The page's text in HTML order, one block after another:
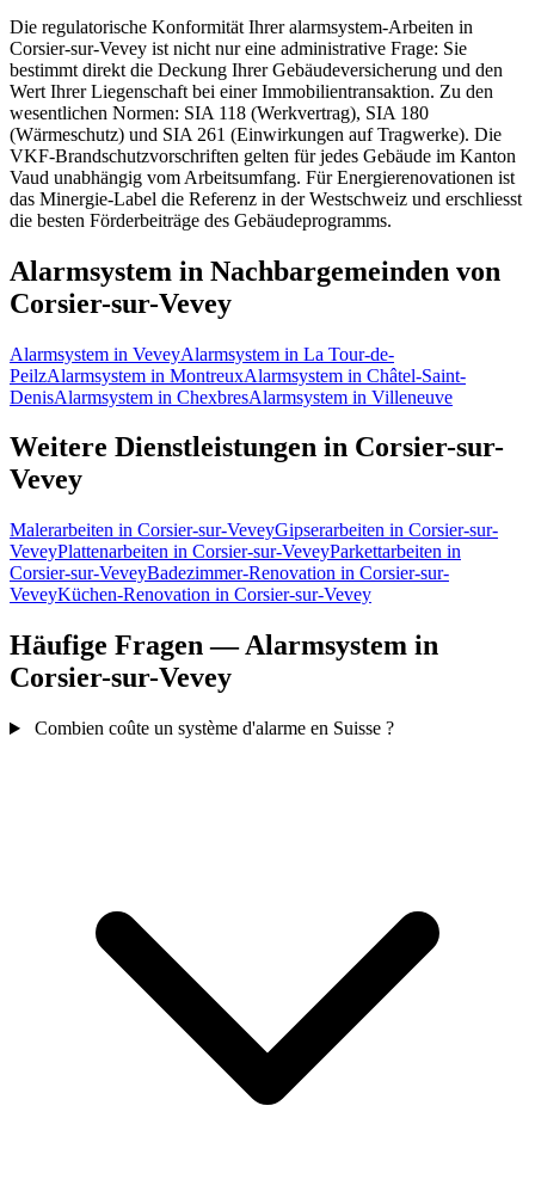
Die regulatorische Konformität Ihrer alarmsystem-Arbeiten in
Corsier-sur-Vevey ist nicht nur eine administrative Frage: Sie
bestimmt direkt die Deckung Ihrer Gebäudeversicherung und den
Wert Ihrer Liegenschaft bei einer Immobilientransaktion. Zu den
wesentlichen Normen: SIA 118 (Werkvertrag), SIA 180
(Wärmeschutz) und SIA 261 (Einwirkungen auf Tragwerke). Die
VKF-Brandschutzvorschriften gelten für jedes Gebäude im Kanton
Vaud unabhängig vom Arbeitsumfang. Für Energierenovationen ist
das Minergie-Label die Referenz in der Westschweiz und erschliesst
die besten Förderbeiträge des Gebäudeprogramms.
Alarmsystem in Nachbargemeinden von
Corsier-sur-Vevey
Alarmsystem in VeveyAlarmsystem in La Tour-de-
PeilzAlarmsystem in MontreuxAlarmsystem in Châtel-Saint-
DenisAlarmsystem in ChexbresAlarmsystem in Villeneuve
Weitere Dienstleistungen in Corsier-sur-
Vevey
Malerarbeiten in Corsier-sur-VeveyGipserarbeiten in Corsier-sur-
VeveyPlattenarbeiten in Corsier-sur-VeveyParkettarbeiten in
Corsier-sur-VeveyBadezimmer-Renovation in Corsier-sur-
VeveyKüchen-Renovation in Corsier-sur-Vevey
Häufige Fragen — Alarmsystem in
Corsier-sur-Vevey
Combien coûte un système d'alarme en Suisse ?